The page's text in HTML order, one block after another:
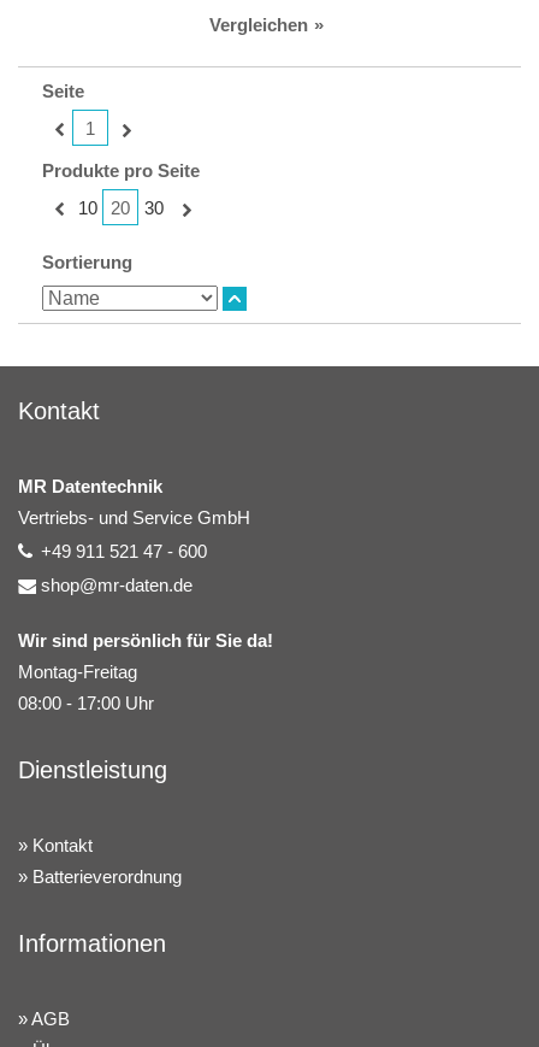
Vergleichen
Seite
1
Produkte pro Seite
10
20 30
Sortierung
Kontakt
MR Datentechnik
Vertriebs- und Service GmbH
+49 911 521 47 - 600
shop@mr-daten.de
Wir sind persönlich für Sie da!
Montag-Freitag
08:00 - 17:00 Uhr
Dienstleistung
Kontakt
Batterieverordnung
Informationen
AGB